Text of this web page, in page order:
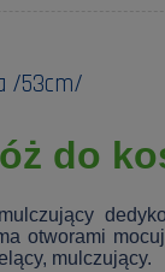
/53cm/
do
otworami
mulczujący.